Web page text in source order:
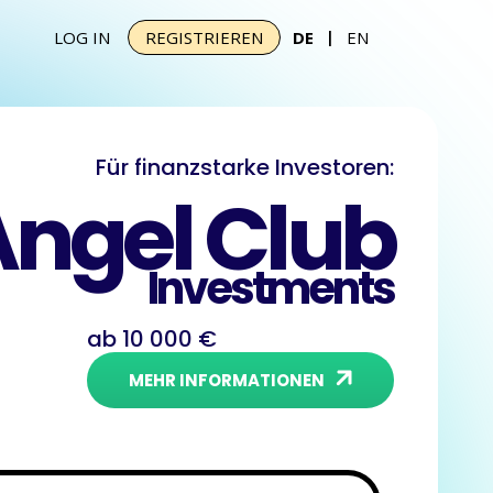
LOG IN REGISTRIEREN DE | EN
Für finanzstarke Investoren:
Club
Investments
ab 10 000 €
MEHR INFORMATIONEN